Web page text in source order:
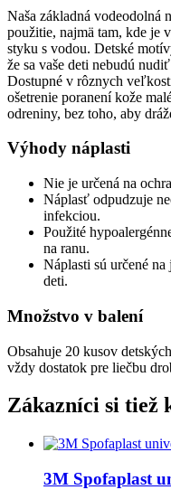
Naša základná vodeodolná
použitie, najmä tam, kde je
styku s vodou. Detské
že sa vaše deti nebudú
Dostupné v rôznych
ošetrenie poranení kože
odreniny, bez toho, aby
Výhody náplasti
Nie je určená na
Náplasť odpudzuje
infekciou.
Použité
na ranu.
Náplasti sú určené na
deti.
Množstvo v balení
Obsahuje 20 kusov
vždy dostatok pre liečbu
Zákazníci si tiež
3M Spofaplast